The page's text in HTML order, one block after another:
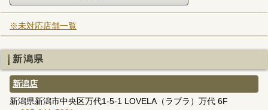
※未対応店舗一覧
新潟県
新潟店
新潟県新潟市中央区万代1-5-1 LOVELA（ラブラ）万代 6F